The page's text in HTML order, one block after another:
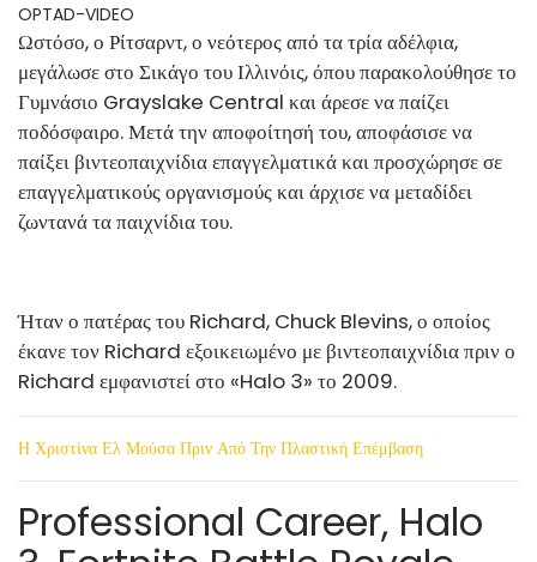
OPTAD-VIDEO
Ωστόσο, ο Ρίτσαρντ, ο νεότερος από τα τρία αδέλφια,
μεγάλωσε στο Σικάγο του Ιλλινόις, όπου παρακολούθησε το
Γυμνάσιο Grayslake Central και άρεσε να παίζει
ποδόσφαιρο. Μετά την αποφοίτησή του, αποφάσισε να
παίξει βιντεοπαιχνίδια επαγγελματικά και προσχώρησε σε
επαγγελματικούς οργανισμούς και άρχισε να μεταδίδει
ζωντανά τα παιχνίδια του.
Ήταν ο πατέρας του Richard, Chuck Blevins, ο οποίος
έκανε τον Richard εξοικειωμένο με βιντεοπαιχνίδια πριν ο
Richard εμφανιστεί στο «Halo 3» το 2009.
Η Χριστίνα Ελ Μούσα Πριν Από Την Πλαστική Επέμβαση
Professional Career, Halo